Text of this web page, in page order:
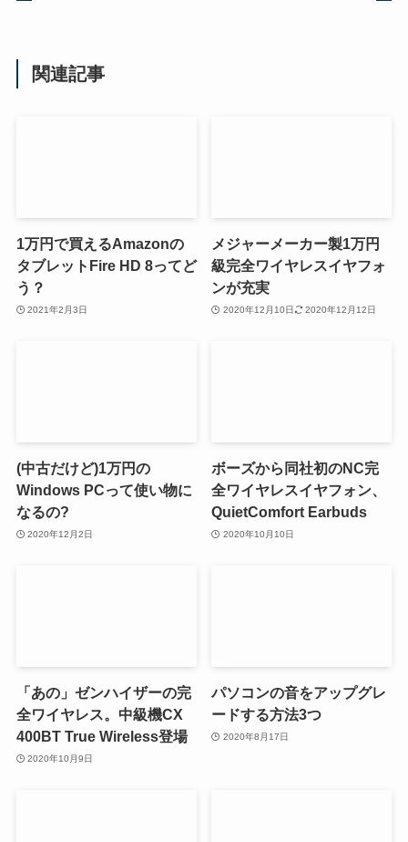
関連記事
1万円で買えるAmazonの
タブレットFire HD 8ってど
う？
2021年2月3日
メジャーメーカー製1万円
級完全ワイヤレスイヤフォ
ンが充実
2020年12月10日 2020年12月12日
(中古だけど)1万円の
Windows PCって使い物に
なるの?
2020年12月2日
ボーズから同社初のNC完
全ワイヤレスイヤフォン、
QuietComfort Earbuds
2020年10月10日
「あの」ゼンハイザーの完
全ワイヤレス。中級機CX
400BT True Wireless登場
2020年10月9日
パソコンの音をアップグレ
ードする方法3つ
2020年8月17日